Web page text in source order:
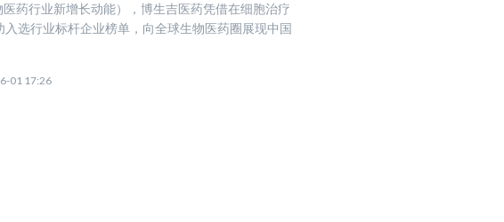
药行业新增长动能），博生吉医药凭借在细胞治疗
选行业标杆企业榜单，向全球生物医药圈展现中国
01 17:26